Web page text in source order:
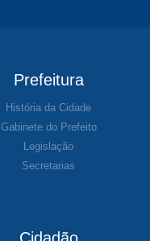
Prefeitura
História da Cidade
Gabinete do Prefeito
Legislação
Secretarias